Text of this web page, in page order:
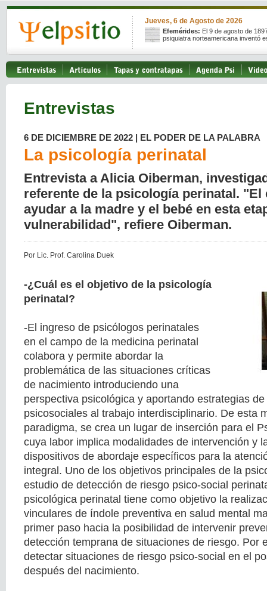
Jueves, 6 de Agosto de 2026
Efemérides: El 9 de agosto de
psiquiatra norteamericana inventó
Entrevistas
6 DE DICIEMBRE DE 2022 | EL PODER DE LA PALABRA
La psicología perinatal
Entrevista a Alicia Oiberman,
referente de la psicología perinatal. "El
ayudar a la madre y el bebé en esta
vulnerabilidad", refiere Oiberman.
Por Lic. Prof. Carolina Duek
-¿Cuál es el objetivo de la psicología
perinatal?
-El ingreso de psicólogos perinatales
en el campo de la medicina perinatal
colabora y permite abordar la
problemática de las situaciones críticas
de nacimiento introduciendo una
perspectiva psicológica y aportando estrategias
psicosociales al trabajo interdisciplinario. De esta
paradigma, se crea un lugar de inserción para el
cuya labor implica modalidades de intervención y
dispositivos de abordaje específicos para la
integral. Uno de los objetivos principales de la
estudio de detección de riesgo psico-social
psicológica perinatal tiene como objetivo la
vinculares de índole preventiva en salud mental
primer paso hacia la posibilidad de intervenir
detección temprana de situaciones de riesgo. Por
detectar situaciones de riesgo psico-social en el
después del nacimiento.